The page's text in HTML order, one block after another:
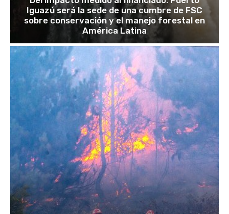
Iguazú será la sede de una cumbre de FSC
sobre conservación y el manejo forestal en
América Latina